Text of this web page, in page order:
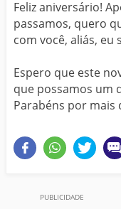
Feliz aniversário!
passamos, quero
com você, aliás,
Espero que este
que possamos um
Parabéns por mais